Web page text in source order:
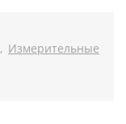
, Измерительные